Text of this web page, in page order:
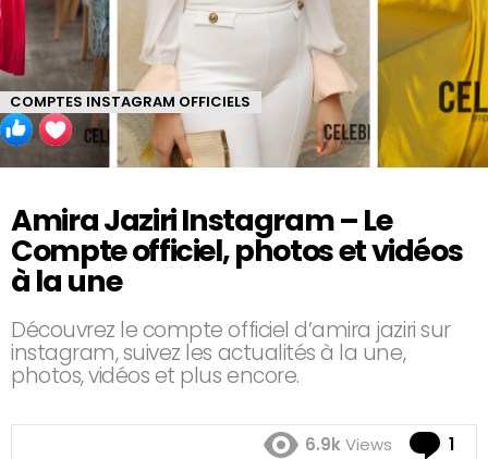
COMPTES INSTAGRAM OFFICIELS
Amira Jaziri Instagram – Le
Compte officiel, photos et vidéos
à la une
Découvrez le compte officiel d’amira jaziri sur
instagram, suivez les actualités à la une,
photos, vidéos et plus encore.
6.9kViews 1